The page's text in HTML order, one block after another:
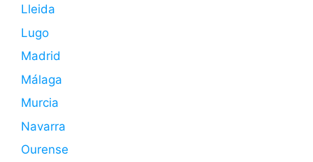
Lleida
Lugo
Madrid
Málaga
Murcia
Navarra
Ourense